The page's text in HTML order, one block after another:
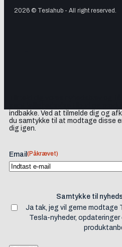
2026 © Teslahub - All right reserved.
indbakke. Ved at tilmelde dig og
du samtykke til at modtage disse
dig igen.
Email (Påkrævet)
Samtykke til
Ja tak, jeg vil gerne modtage
Tesla-nyheder,